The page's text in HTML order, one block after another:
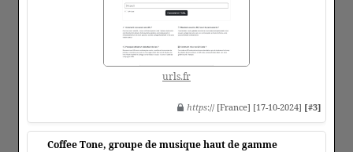
urls.fr
https:// [France] [17-10-2024] [#3]
Coffee Tone, groupe de musique haut de gamme